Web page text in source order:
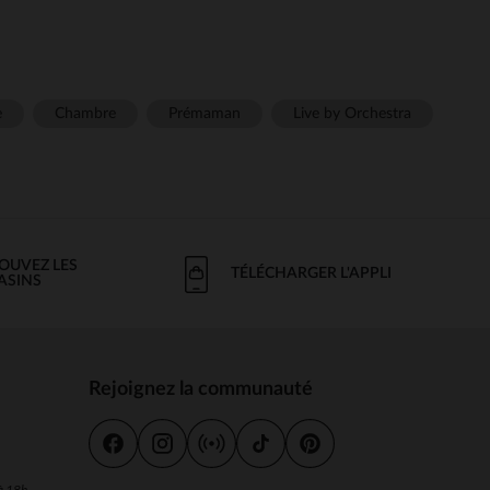
LES
TÉLÉCHARGER L'APPLI
Rejoignez la communauté